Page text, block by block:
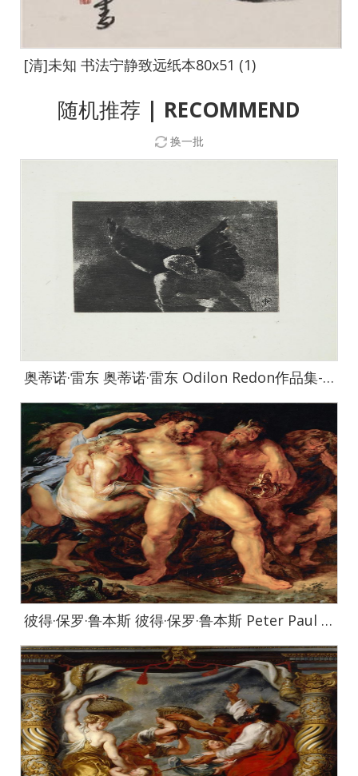
[清]未知 书法宁静致远纸本80x51 (1)
随机推荐 | RECOMMEND
换一批
奥蒂诺·雷东 奥蒂诺·雷东 Odilon Redon作品集-104
彼得·保罗·鲁本斯 彼得·保罗·鲁本斯 Peter Paul Rubens作品集-030